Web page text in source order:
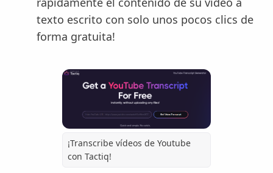
texto escrito con solo unos pocos clics de
forma gratuita!
¡Transcribe vídeos de Youtube
con Tactiq!